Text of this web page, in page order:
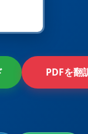
PDFを翻